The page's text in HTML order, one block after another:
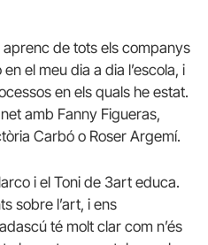
aprenc de tots els companys
el meu dia a dia l’escola, i
en els quals he estat.
amb Fanny Figueras,
Carbó o Roser Argemí.
i el Toni de 3art educa.
sobre l’art, i ens
té molt clar com n’és